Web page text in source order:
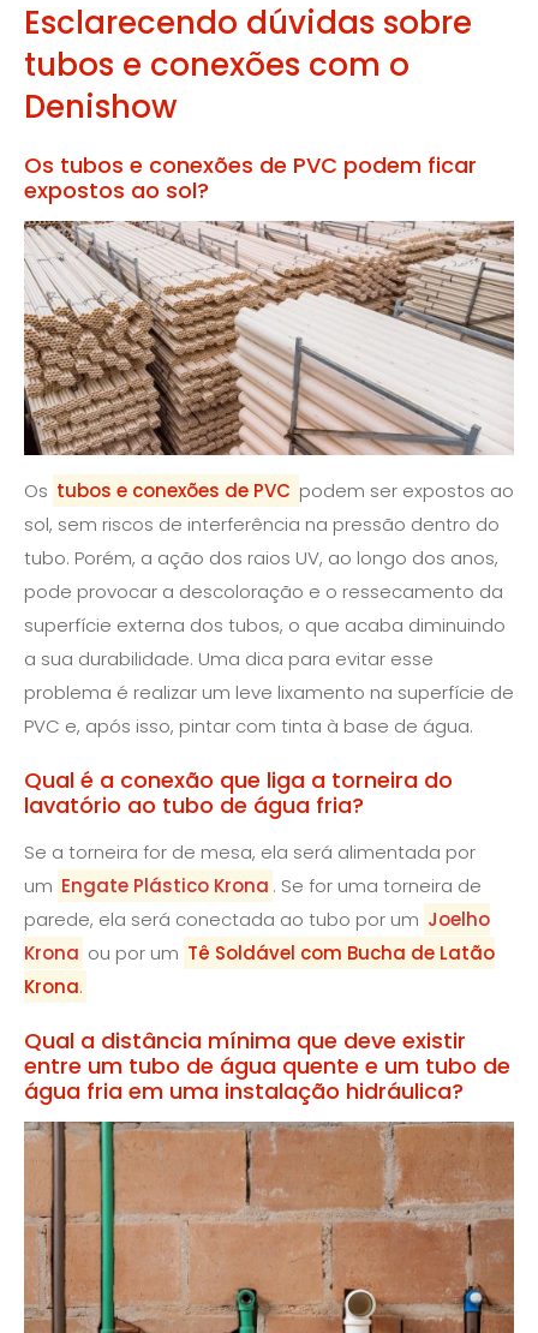
Esclarecendo dúvidas sobre
tubos e conexões com o
Denishow
Os tubos e conexões de PVC podem ficar
expostos ao sol?
Os tubos e conexões de PVC podem ser expostos ao
sol, sem riscos de interferência na pressão dentro do
tubo. Porém, a ação dos raios UV, ao longo dos anos,
pode provocar a descoloração e o ressecamento da
superfície externa dos tubos, o que acaba diminuindo
a sua durabilidade. Uma dica para evitar esse
problema é realizar um leve lixamento na superfície de
PVC e, após isso, pintar com tinta à base de água.
Qual é a conexão que liga a torneira do
lavatório ao tubo de água fria?
Se a torneira for de mesa, ela será alimentada por
um Engate Plástico Krona . Se for uma torneira de
parede, ela será conectada ao tubo por um Joelho
Krona ou por um Tê Soldável com Bucha de Latão
Krona.
Qual a distância mínima que deve existir
entre um tubo de água quente e um tubo de
água fria em uma instalação hidráulica?